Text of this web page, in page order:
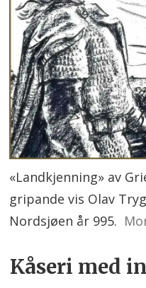
«Landkjenning» av
gripande vis Olav
Nordsjøen år 995.
Kåseri med